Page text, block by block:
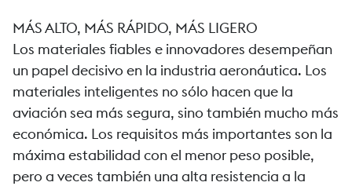
MÁS ALTO, MÁS RÁPIDO, MÁS LIGERO
Los materiales fiables e innovadores desempeñan
un papel decisivo en la industria aeronáutica. Los
materiales inteligentes no sólo hacen que la
aviación sea más segura, sino también mucho más
económica. Los requisitos más importantes son la
máxima estabilidad con el menor peso posible,
pero a veces también una alta resistencia a la